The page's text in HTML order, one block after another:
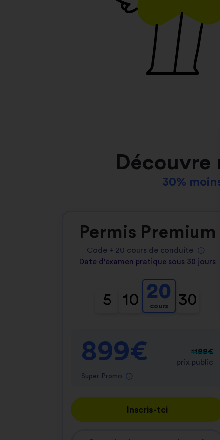
30%
Permis Premium
Code + 20 cours de conduite
Date d'examen pratique sous 30 jours
5 10 20
cours 30
899€
Super Promo
1199€
prix public
Inscris-toi